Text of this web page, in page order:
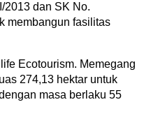
2013 dan SK No.
membangun fasilitas
Ecotourism. Memegang
274,13 hektar untuk
masa berlaku 55